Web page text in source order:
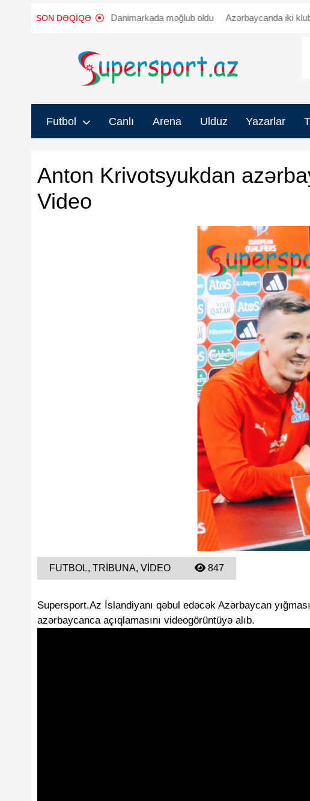
SON DƏQIQƏ
"Sabah" Danimarkada məğlub oldu Azərbaycanda iki klubun
Futbol Canlı Arena Ulduz Yazarlar
Anton Krivotsyukdan
Video
FUTBOL, TRIBUNA, VIDEO 847
Supersport.Az İslandiyanı qəbul edəcək Azərbaycan
azərbaycanca açıqlamasını videogörüntüyə alıb.